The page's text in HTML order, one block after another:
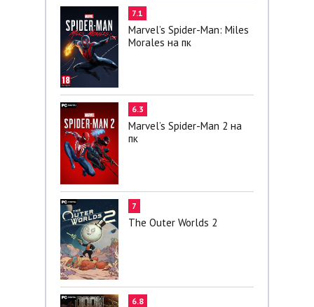
7.1
Marvel’s Spider-Man: Miles
Morales на пк
6.3
Marvel’s Spider-Man 2 на
пк
7
The Outer Worlds 2
6.8